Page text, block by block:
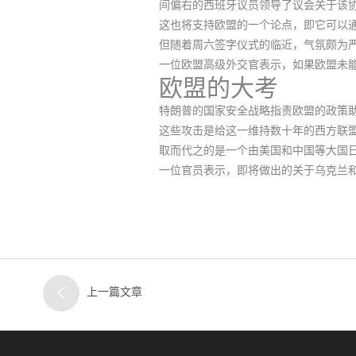
间偏右的西班牙议员领导了议会关于该
这也将支持欧盟的一个论点，即它可以
但随着周六签字仪式的临近，气氛颇为
一位欧盟高级外交官表示， 如果欧盟未
欧盟的大考
特朗普的国家安全战略指责欧盟的政策
这些攻击是给这一维持数十年的西方联
取而代之的是一个由美国和中国等大国
一位官员表示，即将做出的关于乌克兰
上一篇文章